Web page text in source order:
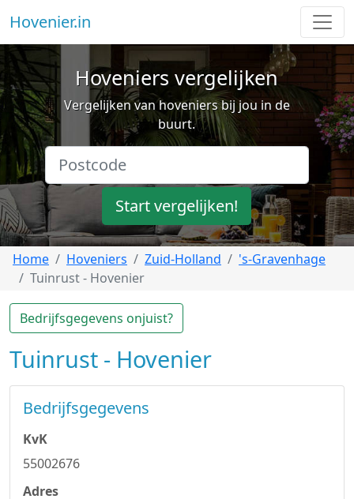
Hovenier.in
Hoveniers vergelijken
Vergelijken van hoveniers bij jou in de
buurt.
Start vergelijken!
Home Hoveniers Zuid-Holland
's-Gravenhage
Tuinrust - Hovenier
Bedrijfsgegevens onjuist?
Tuinrust - Hovenier
Bedrijfsgegevens
KvK
55002676
Adres